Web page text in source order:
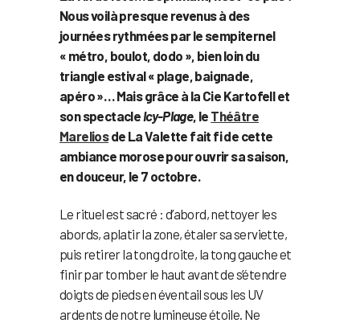
Nous voilà presque revenus à des
journées rythmées par le sempiternel
« métro, boulot, dodo », bien loin du
triangle estival « plage, baignade,
apéro »… Mais grâce à la Cie Kartofell et
son spectacleIcy-Plage, le Théâtre
Mareliosde La Valette fait fi de cette
ambiance morose pour ouvrir sa saison,
en douceur, le 7 octobre.
Le rituel est sacré : d’abord, nettoyer les
abords, aplatir la zone, étaler sa serviette,
puis retirer la tong droite, la tong gauche et
finir par tomber le haut avant de s’étendre
doigts de pieds en éventail sous les UV
ardents de notre lumineuse étoile. Ne